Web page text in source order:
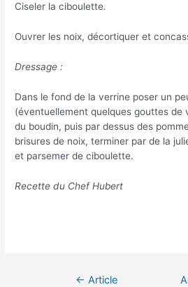
Ciseler la ciboulette.
Ouvrer les noix, décortiquer et
Dressage :
Dans le fond de la verrine poser un
(éventuellement quelques gouttes de
du boudin, puis par dessus des
brisures de noix, terminer par de la
et parsemer de ciboulette.
Recette du Chef Hubert
Navigation← Article